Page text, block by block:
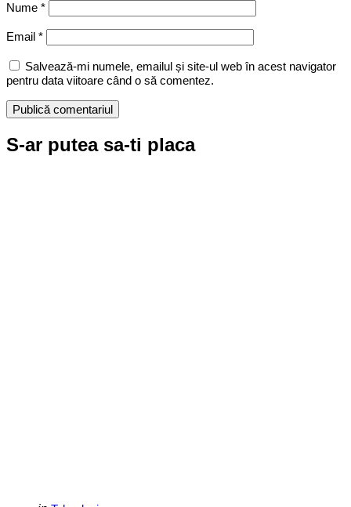
Nume *
Email *
Salvează-mi numele, emailul și site-ul web în acest navigator
pentru data viitoare când o să comentez.
S-ar putea sa-ti placa